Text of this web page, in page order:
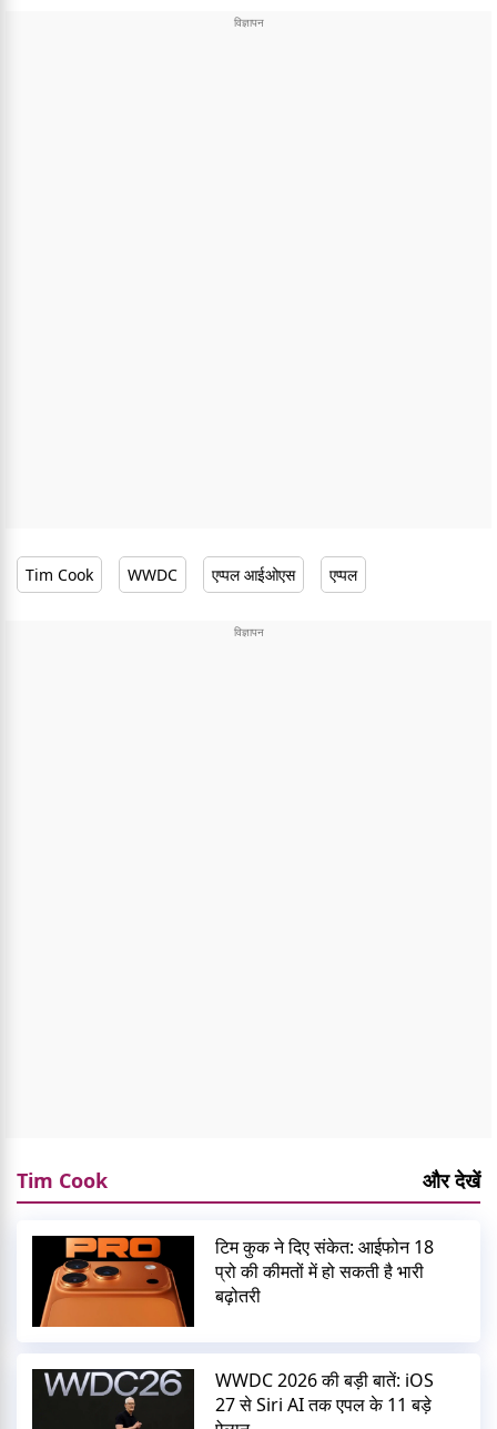
Tim Cook WWDC एप्पल आईओएस एप्पल
Tim Cook और देखें
टिम कुक ने दिए संकेत: आईफोन 18
प्रो की कीमतों में हो सकती है भारी
बढ़ोतरी
WWDC 2026 की बड़ी बातें: iOS
27 से Siri AI तक एपल के 11 बड़े